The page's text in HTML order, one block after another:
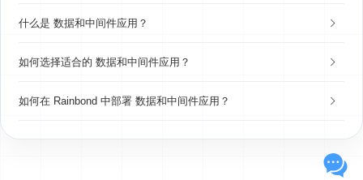
什么是 数据和中间件应用？
如何选择适合的 数据和中间件应用？
如何在 Rainbond 中部署 数据和中间件应用？